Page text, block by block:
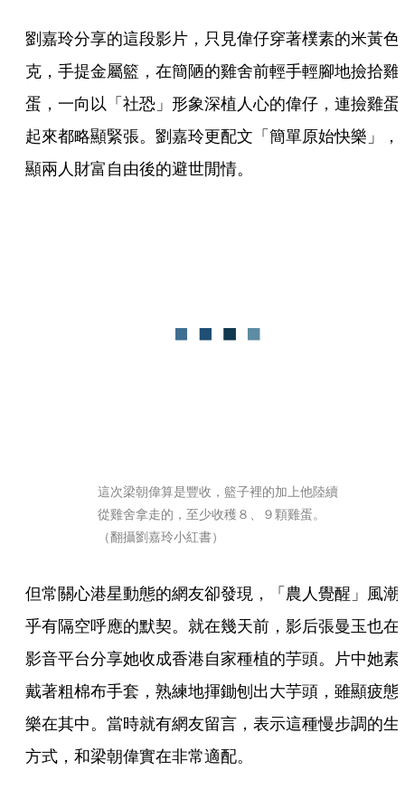
劉嘉玲分享的這段影片，只見偉仔穿著樸素的米黃色
克，手提金屬籃，在簡陋的雞舍前輕手輕腳地撿拾雞
蛋，一向以「社恐」形象深植人心的偉仔，連撿雞蛋
起來都略顯緊張。劉嘉玲更配文「簡單原始快樂」，
顯兩人財富自由後的避世閒情。
這次梁朝偉算是豐收，籃子裡的加上他陸續
從雞舍拿走的，至少收穫８、９顆雞蛋。
（翻攝劉嘉玲小紅書）
但常關心港星動態的網友卻發現，「農人覺醒」風潮
乎有隔空呼應的默契。就在幾天前，影后張曼玉也在
影音平台分享她收成香港自家種植的芋頭。片中她素
戴著粗棉布手套，熟練地揮鋤刨出大芋頭，雖顯疲態
樂在其中。當時就有網友留言，表示這種慢步調的生
方式，和梁朝偉實在非常適配。